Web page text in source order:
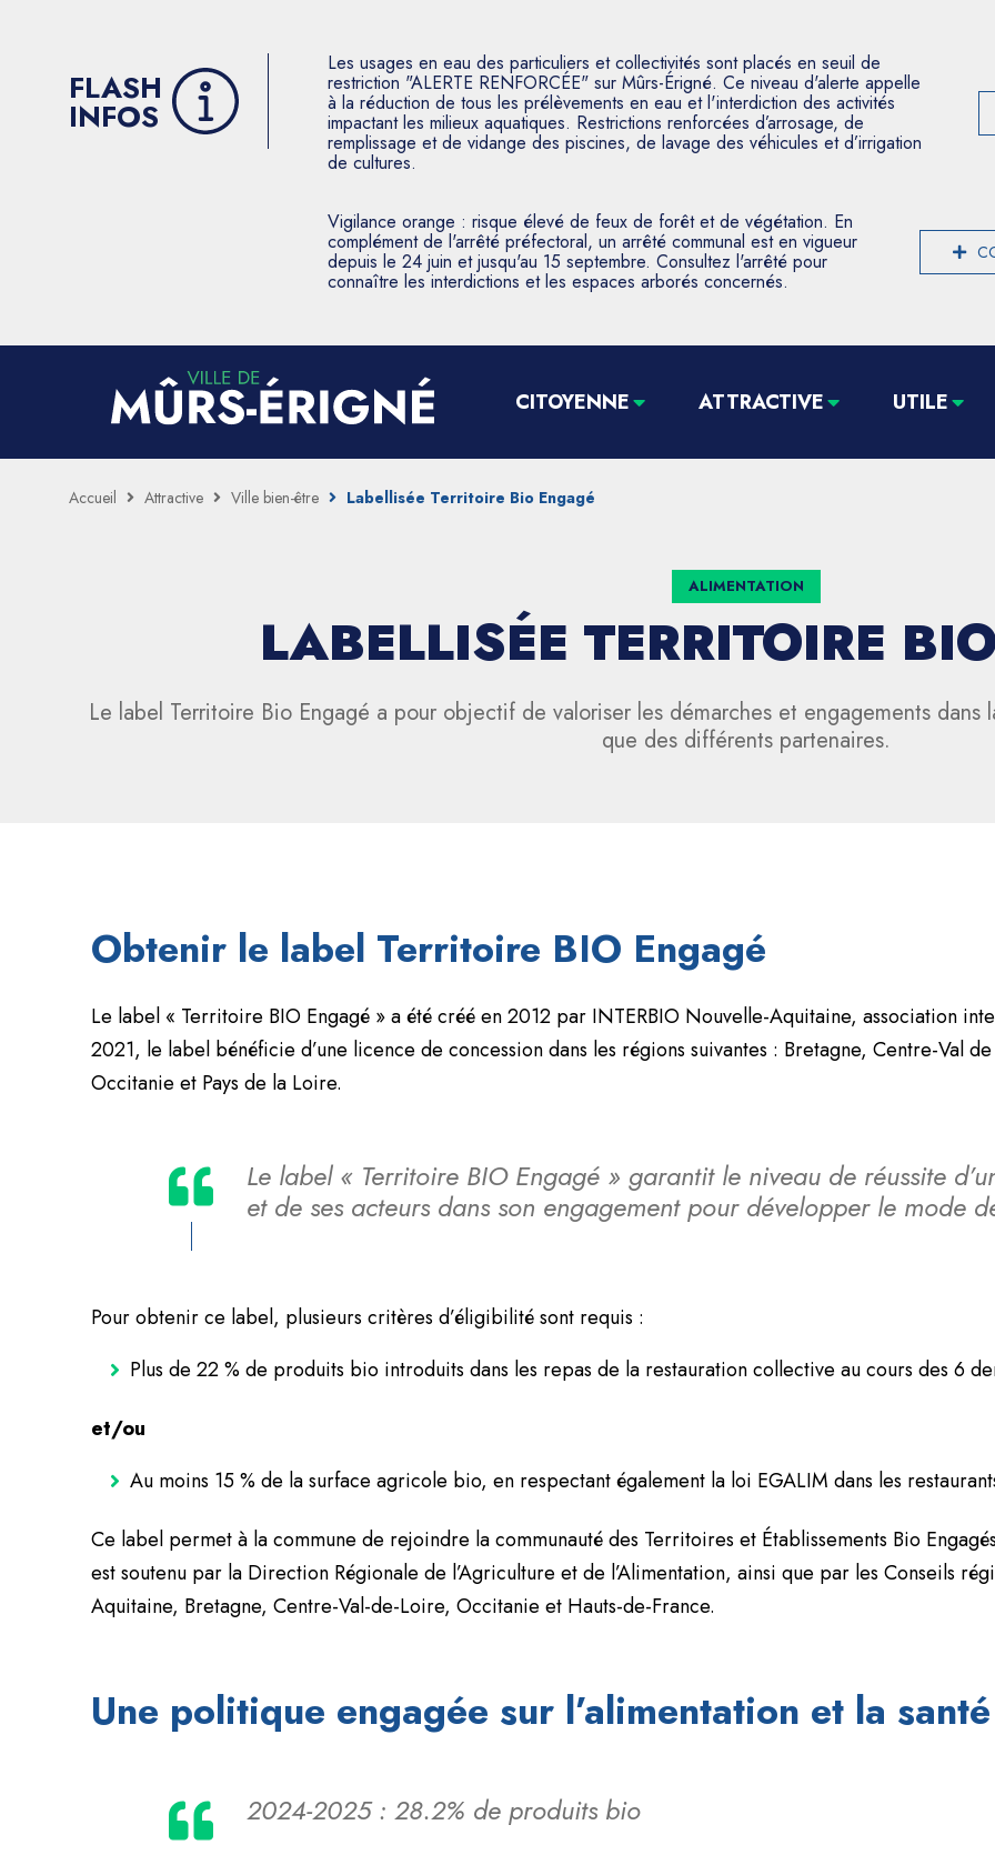
FLASH
INFOS
Les usages en eau des particuliers et collectivités sont placés en seuil de
restriction "ALERTE RENFORCÉE" sur Mûrs-Érigné. Ce niveau d'alerte appelle
à la réduction de tous les prélèvements en eau et l'interdiction des activités
impactant les milieux aquatiques. Restrictions renforcées d’arrosage, de
remplissage et de vidange des piscines, de lavage des véhicules et d’irrigation
de cultures.
Vigilance orange : risque élevé de feux de forêt et de végétation. En
complément de l'arrêté préfectoral, un arrêté communal est en vigueur
depuis le 24 juin et jusqu'au 15 septembre. Consultez l'arrêté pour
connaître les interdictions et les espaces arborés concernés.
CITOYENNE ATTRACTIVE UTILE
Accueil Attractive Ville bien-être Labellisée Territoire Bio Engagé
ALIMENTATION
LABELLISÉE TERRITOIRE
Le label Territoire Bio Engagé a pour objectif de valoriser les démarches et engagements
que des différents partenaires.
Obtenir le label Territoire BIO Engagé
Le label « Territoire BIO Engagé » a été créé en 2012 par INTERBIO Nouvelle-Aquitaine, association
2021, le label bénéficie d’une licence de concession dans les régions suivantes : Bretagne, Centre-Val
Occitanie et Pays de la Loire.
Le label « Territoire BIO Engagé » garantit le niveau de réussite
et de ses acteurs dans son engagement pour développer le mode
Pour obtenir ce label, plusieurs critères d’éligibilité sont requis :
Plus de 22 % de produits bio introduits dans les repas de la restauration collective au cours des 6
et/ou
Au moins 15 % de la surface agricole bio, en respectant également la loi EGALIM dans les
Ce label permet à la commune de rejoindre la communauté des Territoires et Établissements Bio
est soutenu par la Direction Régionale de l’Agriculture et de l’Alimentation, ainsi que par les Conseils
Aquitaine, Bretagne, Centre-Val-de-Loire, Occitanie et Hauts-de-France.
Une politique engagée sur l’alimentation et la santé
2024-2025 : 28.2% de produits bio